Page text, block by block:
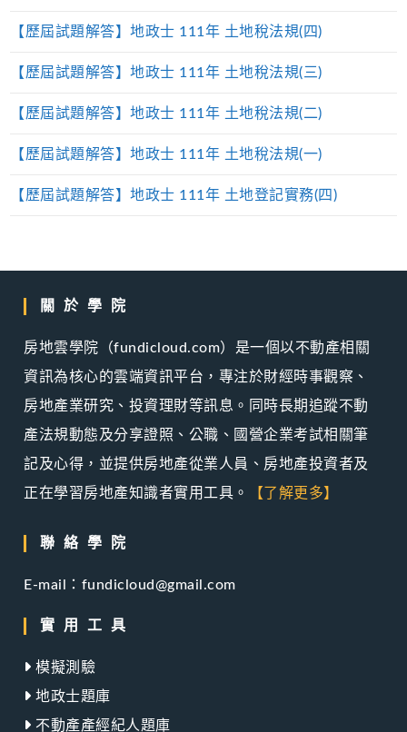
【歷屆試題解答】地政士 111年 土地稅法規(四)
【歷屆試題解答】地政士 111年 土地稅法規(三)
【歷屆試題解答】地政士 111年 土地稅法規(二)
【歷屆試題解答】地政士 111年 土地稅法規(一)
【歷屆試題解答】地政士 111年 土地登記實務(四)
關於學院
房地雲學院（fundicloud.com）是一個以不動產相關
資訊為核心的雲端資訊平台，專注於財經時事觀察、
房地產業研究、投資理財等訊息。同時長期追蹤不動
產法規動態及分享證照、公職、國營企業考試相關筆
記及心得，並提供房地產從業人員、房地產投資者及
正在學習房地產知識者實用工具。
【了解更多】
聯絡學院
E-mail：fundicloud@gmail.com
實用工具
模擬測驗
地政士題庫
不動產產經紀人題庫